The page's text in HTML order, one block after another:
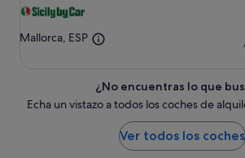
ago
Mallorca, ESP
¿No encuentras lo que
Echa un vistazo a todos los coches de
Ver todos los coches